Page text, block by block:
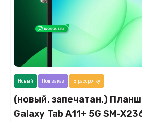
(новый. запечатан.)
Galaxy Tab A11+ 5G SM-
Новый Под заказ В рассрочку